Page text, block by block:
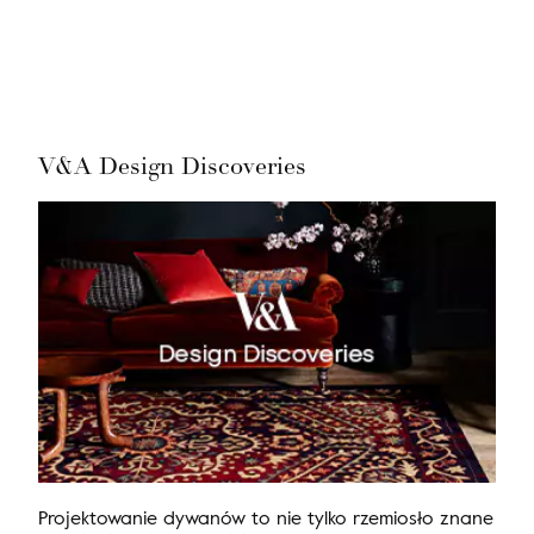
V&A Design Discoveries
Projektowanie dywanów to nie tylko rzemiosło znane